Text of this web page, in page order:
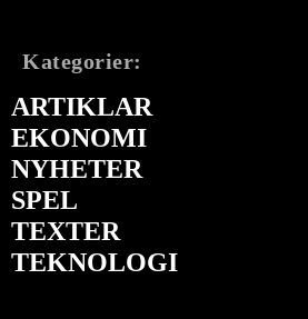
Kategorier:
ARTIKLAR
EKONOMI
NYHETER
SPEL
TEXTER
TEKNOLOGI